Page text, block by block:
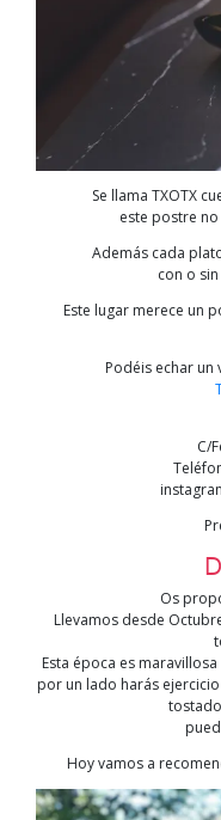
Se llama TXOTX
este postre
Además cada
con o
Este lugar merece un
Podéis echar un
C/
Os
Llevamos desde
Esta época es
por un lado harás
Hoy vamos a